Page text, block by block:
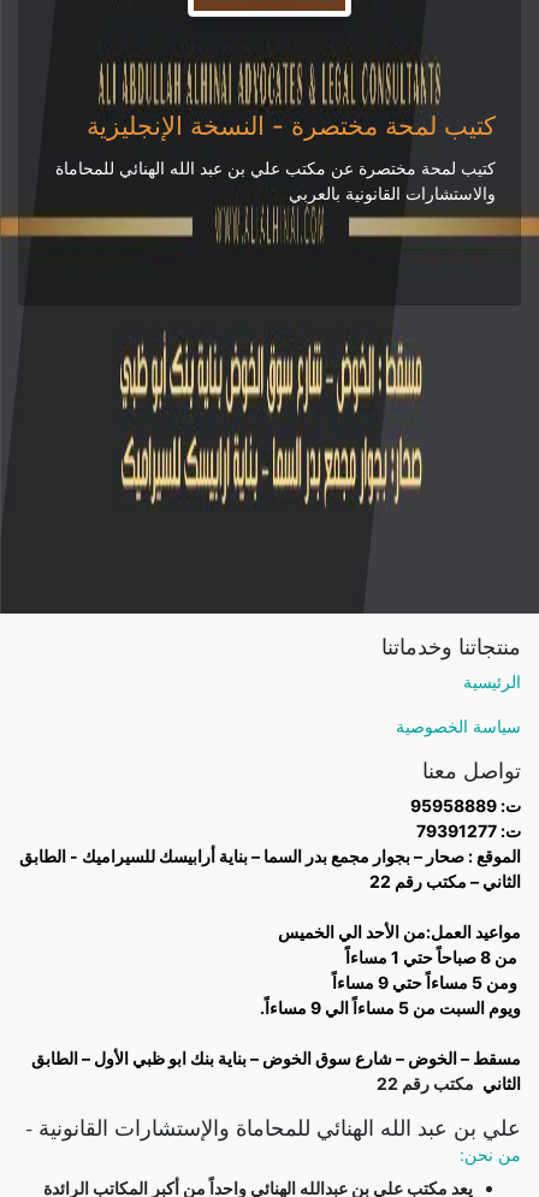
كتيب لمحة مختصرة - النسخة الإنجليزية
كتيب لمحة مختصرة عن مكتب علي بن عبد الله الهنائي للمحاماة
والاستشارات القانونية بالعربي
منتجاتنا وخدماتنا
الرئيسية
سياسة الخصوصية
تواصل معنا
ت: 95958889
ت: 79391277
الموقع : صحار – بجوار مجمع بدر السما – بناية أرابيسك للسيراميك - الطابق
الثاني – مكتب رقم 22
مواعيد العمل:من الأحد الي الخميس
من 8 صباحاً حتي 1 مساءاً
ومن 5 مساءاً حتي 9 مساءاً
ويوم السبت من 5 مساءاً الي 9 مساءاً.
مسقط – الخوض – شارع سوق الخوض – بناية بنك ابو ظبي الأول – الطابق
الثاني مكتب رقم 22
علي بن عبد الله الهنائي للمحاماة والإستشارات القانونية -
من نحن:
يعد مكتب علي بن عبدالله الهنائي واحداً من أكبر المكاتب الرائدة